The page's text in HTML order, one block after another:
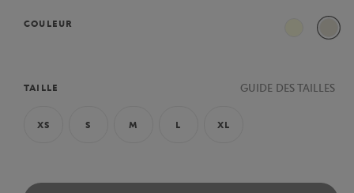
COULEUR
Ecru /
TAILLE GUIDE DES TAILLES
XS S M L XL